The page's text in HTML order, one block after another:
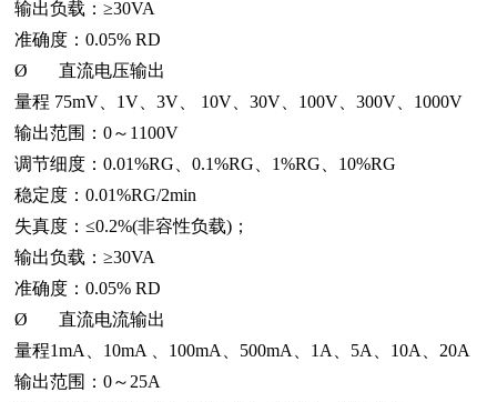
输出负载：≥30VA
准确度：0.05% RD
Ø 直流电压输出
量程 75mV、1V、3V、 10V、30V、100V、300V、1000V
输出范围：0～1100V
调节细度：0.01%RG、0.1%RG、1%RG、10%RG
稳定度：0.01%RG/2min
失真度：≤0.2%(非容性负载)；
输出负载：≥30VA
准确度：0.05% RD
Ø 直流电流输出
量程1mA、10mA 、100mA、500mA、1A、5A、10A、20A
输出范围：0～25A